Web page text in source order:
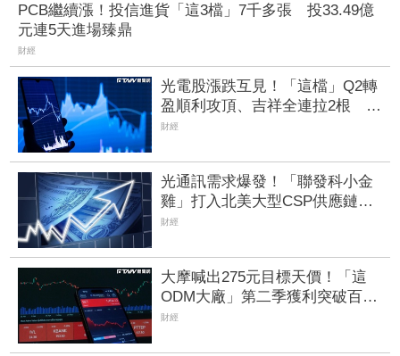
PCB繼續漲！投信進貨「這3檔」7千多張 投33.49億
元連5天進場臻鼎
財經
光電股漲跌互見！「這檔」Q2轉
盈順利攻頂、吉祥全連拉2根
「這6檔」昨漲停今卻收黑
財經
光通訊需求爆發！「聯發科小金
雞」打入北美大型CSP供應鏈
全年EPS挑戰近2個股本
財經
大摩喊出275元目標天價！「這
ODM大廠」第二季獲利突破百
億 拍板更多資本支出案擴產
財經